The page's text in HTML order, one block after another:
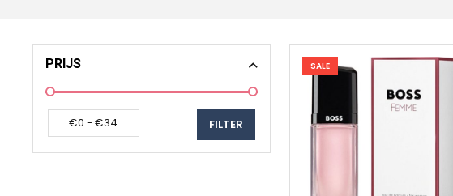
PRIJS SALE